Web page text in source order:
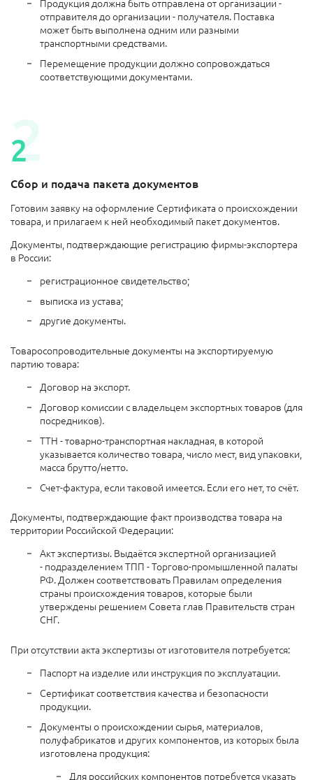
Продукция должна быть отправлена от организации -
отправителя до организации - получателя. Поставка
может быть выполнена одним или разными
транспортными средствами.
Перемещение продукции должно сопровождаться
соответствующими документами.
Сбор и подача пакета документов
Готовим заявку на оформление Сертификата о происхождении
товара, и прилагаем к ней необходимый пакет документов.
Документы, подтверждающие регистрацию фирмы-экспортера
в России:
регистрационное свидетельство;
выписка из устава;
другие документы.
Товаросопроводительные документы на экспортируемую
партию товара:
Договор на экспорт.
Договор комиссии с владельцем экспортных товаров (для
посредников).
ТТН - товарно-транспортная накладная, в которой
указывается количество товара, число мест, вид упаковки,
масса брутто/нетто.
Счет-фактура, если таковой имеется. Если его нет, то счёт.
Документы, подтверждающие факт производства товара на
территории Российской Федерации:
Акт экспертизы. Выдаётся экспертной организацией
- подразделением ТПП - Торгово-промышленной палаты
РФ. Должен соответствовать Правилам определения
страны происхождения товаров, которые были
утверждены решением Совета глав Правительств стран
СНГ.
При отсутствии акта экспертизы от изготовителя потребуется:
Паспорт на изделие или инструкция по эксплуатации.
Сертификат соответствия качества и безопасности
продукции.
Документы о происхождении сырья, материалов,
полуфабрикатов и других компонентов, из которых была
изготовлена продукция:
Для российских компонентов потребуется указать